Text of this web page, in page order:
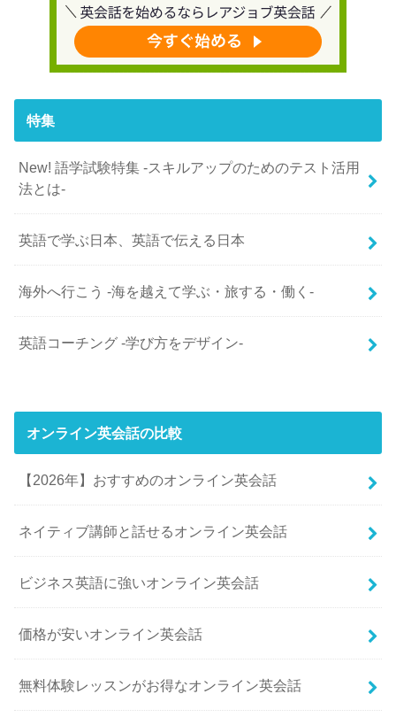
特集
New! 語学試験特集 -スキルアップのためのテスト活用
法とは-
英語で学ぶ日本、英語で伝える日本
海外へ行こう -海を越えて学ぶ・旅する・働く-
英語コーチング -学び方をデザイン-
オンライン英会話の比較
【2026年】おすすめのオンライン英会話
ネイティブ講師と話せるオンライン英会話
ビジネス英語に強いオンライン英会話
価格が安いオンライン英会話
無料体験レッスンがお得なオンライン英会話